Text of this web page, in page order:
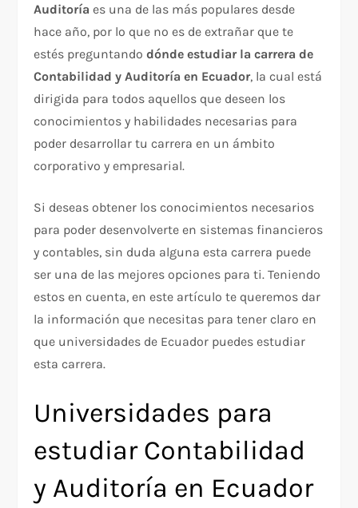
Auditoríaes una de las más populares desde
hace año, por lo que no es de extrañar que te
estés preguntandodónde estudiar la carrera de
Contabilidad y Auditoría en Ecuador, la cual está
dirigida para todos aquellos que deseen los
conocimientos y habilidades necesarias para
poder desarrollar tu carrera en un ámbito
corporativo y empresarial.
Si deseas obtener los conocimientos necesarios
para poder desenvolverte en sistemas financieros
y contables, sin duda alguna esta carrera puede
ser una de las mejores opciones para ti. Teniendo
estos en cuenta, en este artículo te queremos dar
la información que necesitas para tener claro en
que universidades de Ecuador puedes estudiar
esta carrera.
Universidades para
estudiar Contabilidad
y Auditoría en Ecuador